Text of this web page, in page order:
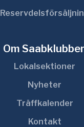
Om
Lokalsektioner
Nyheter
Träffkalender
Kontakt